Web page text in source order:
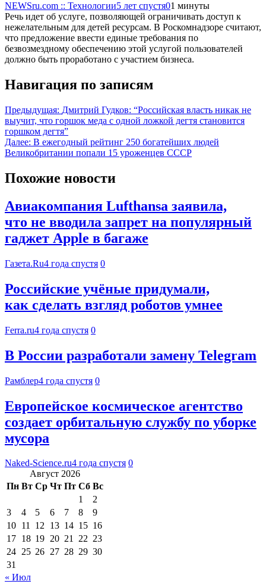
NEWSru.com :: Технологии5 лет спустя01 минуты
Речь идет об услуге, позволяющей ограничивать доступ к
нежелательным для детей ресурсам. В Роскомнадзоре считают,
что предложение ввести единые требования по
безвозмездному обеспечению этой услугой пользователей
должно быть проработано с участием бизнеса.
Навигация по записям
Предыдущая: Дмитрий Гудков: “Российская власть никак не
выучит, что горшок меда с одной ложкой дегтя становится
горшком дегтя”
Далее: В ежегодный рейтинг 250 богатейших людей
Великобритании попали 15 уроженцев СССР
Похожие новости
Авиакомпания Lufthansa заявила,
что не вводила запрет на популярный
гаджет Apple в багаже
Газета.Ru4 года спустя 0
Российские учёные придумали,
как сделать взгляд роботов умнее
Ferra.ru4 года спустя 0
В России разработали замену Telegram
Рамблер4 года спустя 0
Европейское космическое агентство
создает орбитальную службу по уборке
мусора
Naked-Science.ru4 года спустя 0
Август 2026
Пн Вт Ср Чт Пт Сб Вс
1
2
3
4 5 6 7 8
9
10 11 12 13 14 15 16
17 18 19 20 21 22 23
24 25 26 27 28 29 30
31
« Июл